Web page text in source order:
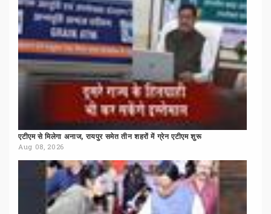
एटीएम से मिलेगा अनाज, रायपुर समेत तीन शहरों में ग्रेन एटीएम शुरू
Aug 08, 2026